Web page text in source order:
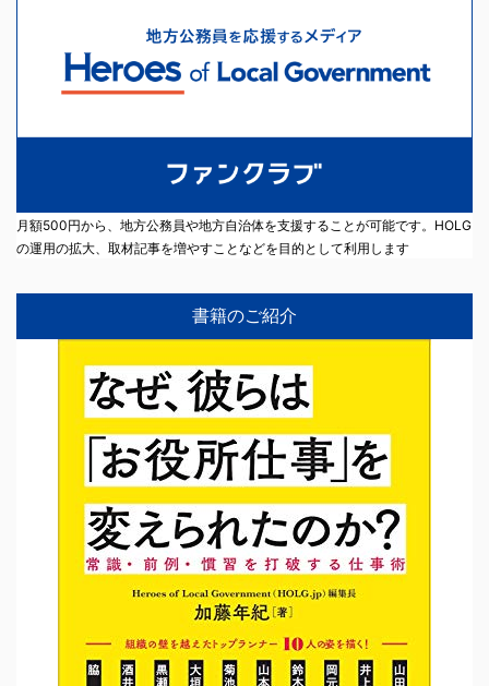
月額500円から、地方公務員や地方自治体を支援することが可能です。HOLG
の運用の拡大、取材記事を増やすことなどを目的として利用します
書籍のご紹介